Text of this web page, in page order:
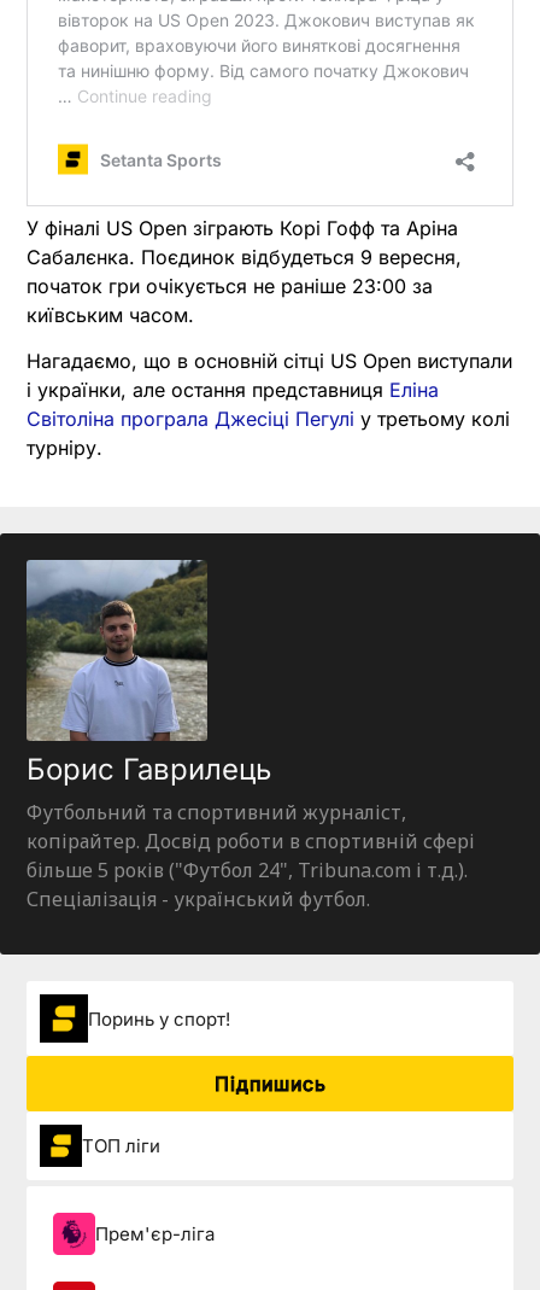
У фіналі US Open зіграють Корі Гофф та Аріна
Сабалєнка. Поєдинок відбудеться 9 вересня,
початок гри очікується не раніше 23:00 за
київським часом.
Нагадаємо, що в основній сітці US Open виступали
і українки, але остання представниця Еліна
Світоліна програла Джесіці Пегулі у третьому колі
турніру.
Борис Гаврилець
Футбольний та спортивний журналіст,
копірайтер. Досвід роботи в спортивній сфері
більше 5 років ("Футбол 24", Tribuna.com і т.д.).
Спеціалізація - український футбол.
Поринь у спорт!
Підпишись
ТОП ліги
Прем'єр-ліга